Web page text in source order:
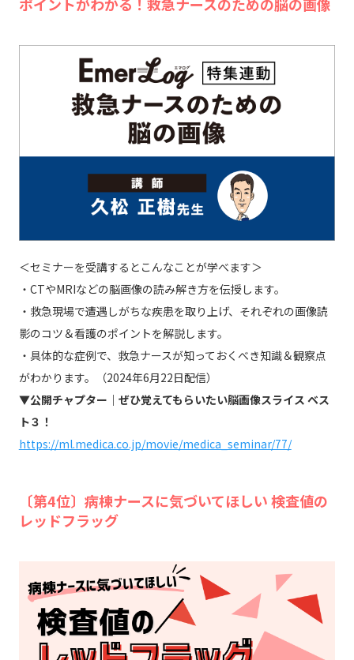
＜セミナーを受講するとこんなことが学べます＞
・CTやMRIなどの脳画像の読み解き方を伝授します。
・救急現場で遭遇しがちな疾患を取り上げ、それぞれの画像読
影のコツ＆看護のポイントを解説します。
・具体的な症例で、救急ナースが知っておくべき知識＆観察点
がわかります。（2024年6月22日配信）
▼公開チャプター｜ぜひ覚えてもらいたい脳画像スライス ベス
ト３！
https://ml.medica.co.jp/movie/medica_seminar/77/
〔第4位〕病棟ナースに気づいてほしい 検査値の
レッドフラッグ